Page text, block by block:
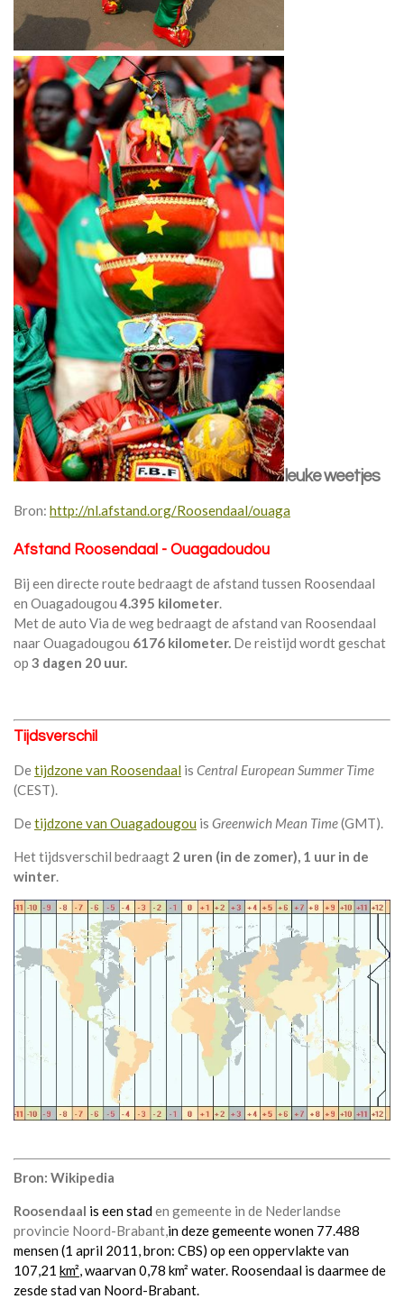
leuke weetjes
Bron: http://nl.afstand.org/Roosendaal/ouaga
Afstand Roosendaal - Ouagadoudou
Bij een directe route bedraagt de afstand tussen Roosendaal
en Ouagadougou 4.395 kilometer.
Met de auto Via de weg bedraagt de afstand van Roosendaal
naar Ouagadougou 6176 kilometer. De reistijd wordt geschat
op 3 dagen 20 uur.
Tijdsverschil
Detijdzone van Roosendaal is Central European Summer Time
(CEST).
Detijdzone van Ouagadougou is Greenwich Mean Time(GMT).
Het tijdsverschil bedraagt 2 uren (in de zomer), 1 uur in de
winter.
Bron: Wikipedia
Roosendaal is een staden gemeente in de Nederlandse
provincie Noord-Brabant in deze gemeente wonen 77.488
mensen (1 april 2011, bron: CBS) op een oppervlakte van
107,21 km² waarvan 0,78 km² water. Roosendaal is daarmee de
zesde stad van Noord-Brabant.